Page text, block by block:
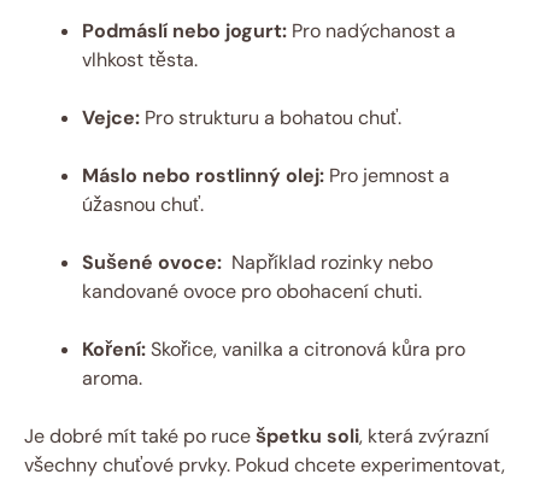
Podmáslí nebo jogurt: Pro nadýchanost a
vlhkost těsta.
Vejce: Pro strukturu‍ a bohatou chuť.
Máslo nebo rostlinný ​olej: Pro jemnost⁤ a
‌úžasnou chuť.
Sušené ovoce: ‌ Například rozinky nebo
kandované ovoce pro obohacení chuti.
Koření:Skořice, vanilka a citronová kůra pro
aroma.
Je dobré mít také po ‍rucešpetku soli, ⁣která zvýrazní
všechny ‍chuťové prvky. Pokud chcete experimentovat,